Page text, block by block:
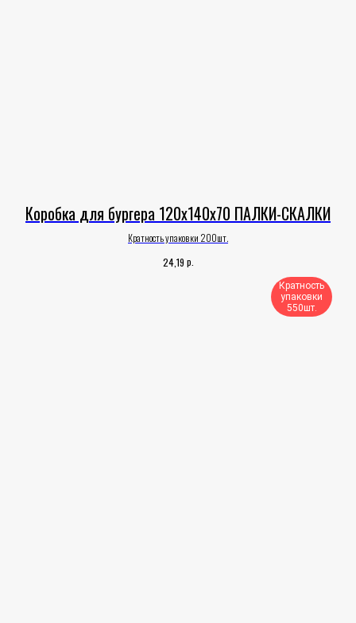
Коробка для бургера 120х140х70 ПАЛКИ-СКАЛКИ
Кратность упаковки 200шт.
24,19 р.
Кратность
упаковки
550шт.​